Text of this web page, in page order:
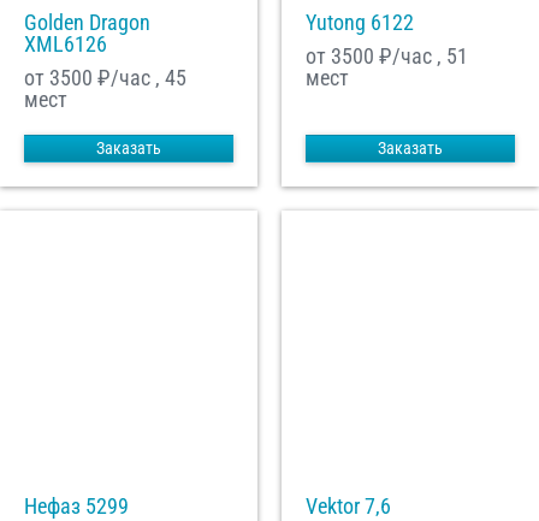
Golden Dragon
XML6126
от 3500 ₽/час , 45
мест
Заказать
Yutong 6122
от 3500 ₽/час , 51
мест
Заказать
Нефаз 5299
Vektor 7,6